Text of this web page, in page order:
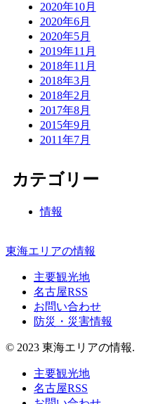
2020年10月
2020年6月
2020年5月
2019年11月
2018年11月
2018年3月
2018年2月
2017年8月
2015年9月
2011年7月
カテゴリー
情報
東海エリアの情報
主要観光地
名古屋RSS
お問い合わせ
防災・災害情報
© 2023 東海エリアの情報.
主要観光地
名古屋RSS